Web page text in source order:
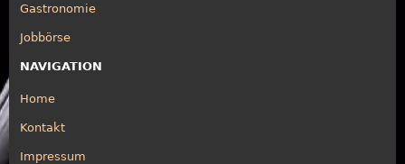
Gastronomie
Jobbörse
NAVIGATION
Home
Kontakt
Impressum